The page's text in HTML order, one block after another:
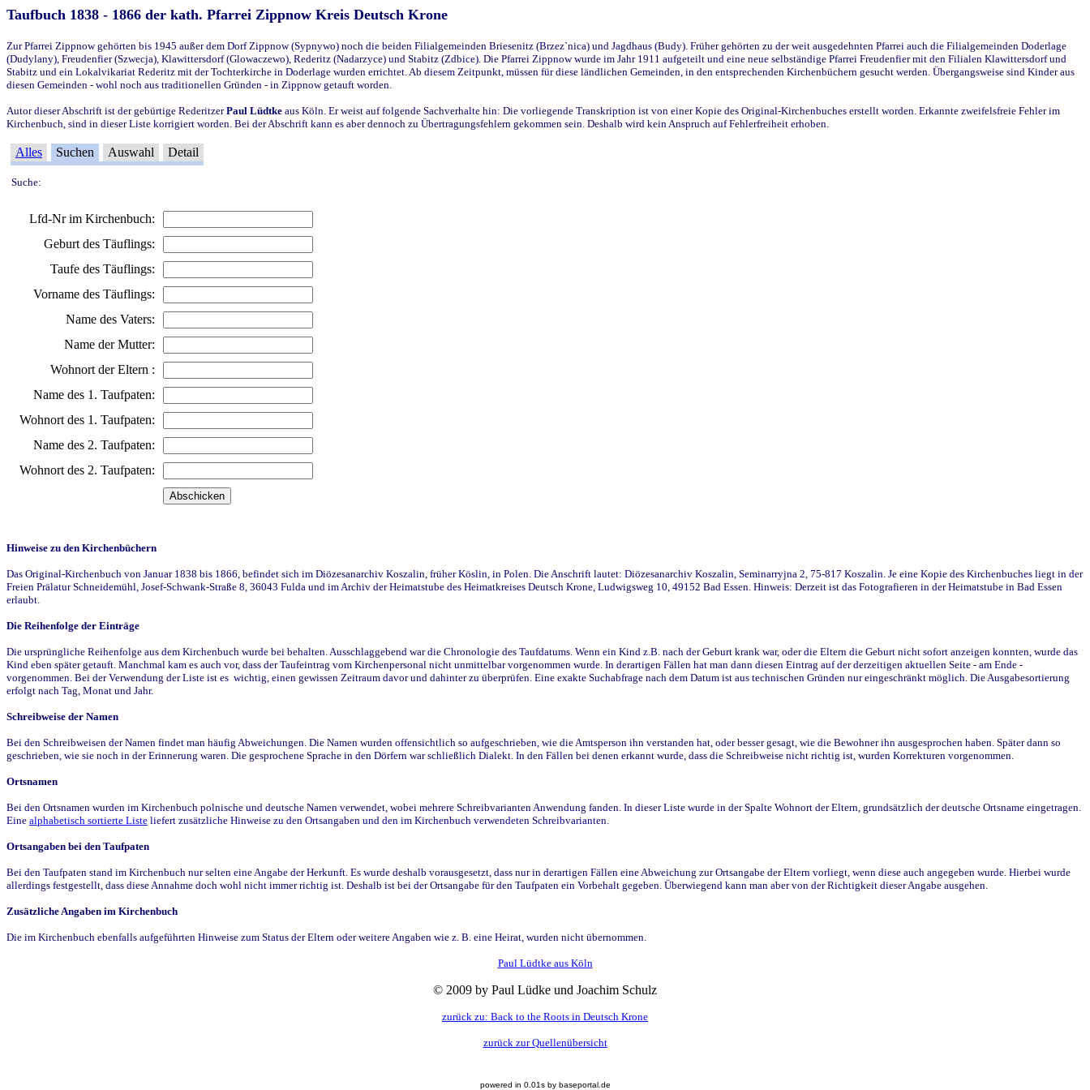
Taufbuch 1838 - 1866 der kath. Pfarrei Zippnow Kreis Deutsch Krone
Zur Pfarrei Zippnow gehörten bis 1945 außer dem Dorf Zippnow (Sypnywo) noch die beiden Filialgemeinden Briesenitz (Brzez`nica) und Jagdhaus (Budy). Früher gehörten zu der weit ausgedehnten Pfarrei auch die Filialgemeinden Doderlage
(Dudylany), Freudenfier (Szwecja), Klawittersdorf (Glowaczewo), Rederitz (Nadarzyce) und Stabitz (Zdbice). Die Pfarrei Zippnow wurde im Jahr 1911 aufgeteilt und eine neue selbständige Pfarrei Freudenfier mit den Filialen Klawittersdorf und
Stabitz und ein Lokalvikariat Rederitz mit der Tochterkirche in Doderlage wurden errichtet. Ab diesem Zeitpunkt, müssen für diese ländlichen Gemeinden, in den entsprechenden Kirchenbüchern gesucht werden. Übergangsweise sind Kinder aus
diesen Gemeinden - wohl noch aus traditionellen Gründen - in Zippnow getauft worden.
Autor dieser Abschrift ist der gebürtige RederitzerPaul Lüdtke aus Köln. Er weist auf folgende Sachverhalte hin: Die vorliegende Transkription ist von einer Kopie des Original-Kirchenbuches erstellt worden. Erkannte zweifelsfreie Fehler im
Kirchenbuch, sind in dieser Liste korrigiert worden. Bei der Abschrift kann es aber dennoch zu Übertragungsfehlern gekommen sein. Deshalb wird kein Anspruch auf Fehlerfreiheit erhoben.
Alles Suchen Auswahl Detail
Suche:
Lfd-Nr im Kirchenbuch:
Geburt des Täuflings:
Taufe des Täuflings:
Vorname des Täuflings:
Name des Vaters:
Name der Mutter:
Wohnort der Eltern :
Name des 1. Taufpaten:
Wohnort des 1. Taufpaten:
Name des 2. Taufpaten:
Wohnort des 2. Taufpaten:
Hinweise zu den Kirchenbüchern
Das Original-Kirchenbuch von Januar 1838 bis 1866, befindet sich im Diözesanarchiv Koszalin, früher Köslin, in Polen. Die Anschrift lautet: Diözesanarchiv Koszalin, Seminarryjna 2, 75-817 Koszalin. Je eine Kopie des Kirchenbuches liegt in der
Freien Prälatur Schneidemühl, Josef-Schwank-Straße 8, 36043 Fulda und im Archiv der Heimatstube des Heimatkreises Deutsch Krone, Ludwigsweg 10, 49152 Bad Essen. Hinweis: Derzeit ist das Fotografieren in der Heimatstube in Bad Essen
erlaubt.
Die Reihenfolge der Einträge
Die ursprüngliche Reihenfolge aus dem Kirchenbuch wurde bei behalten. Ausschlaggebend war die Chronologie des Taufdatums. Wenn ein Kind z.B. nach der Geburt krank war, oder die Eltern die Geburt nicht sofort anzeigen konnten, wurde das
Kind eben später getauft. Manchmal kam es auch vor, dass der Taufeintrag vom Kirchenpersonal nicht unmittelbar vorgenommen wurde. In derartigen Fällen hat man dann diesen Eintrag auf der derzeitigen aktuellen Seite - am Ende -
vorgenommen. Bei der Verwendung der Liste ist es wichtig, einen gewissen Zeitraum davor und dahinter zu überprüfen. Eine exakte Suchabfrage nach dem Datum ist aus technischen Gründen nur eingeschränkt möglich. Die Ausgabesortierung
erfolgt nach Tag, Monat und Jahr.
Schreibweise der Namen
Bei den Schreibweisen der Namen findet man häufig Abweichungen. Die Namen wurden offensichtlich so aufgeschrieben, wie die Amtsperson ihn verstanden hat, oder besser gesagt, wie die Bewohner ihn ausgesprochen haben. Später dann so
geschrieben, wie sie noch in der Erinnerung waren. Die gesprochene Sprache in den Dörfern war schließlich Dialekt. In den Fällen bei denen erkannt wurde, dass die Schreibweise nicht richtig ist, wurden Korrekturen vorgenommen.
Ortsnamen
Bei den Ortsnamen wurden im Kirchenbuch polnische und deutsche Namen verwendet, wobei mehrere Schreibvarianten Anwendung fanden. In dieser Liste wurde in der Spalte Wohnort der Eltern, grundsätzlich der deutsche Ortsname eingetragen.
Eine alphabetisch sortierte Liste liefert zusätzliche Hinweise zu den Ortsangaben und den im Kirchenbuch verwendeten Schreibvarianten.
Ortsangaben bei den Taufpaten
Bei den Taufpaten stand im Kirchenbuch nur selten eine Angabe der Herkunft. Es wurde deshalb vorausgesetzt, dass nur in derartigen Fällen eine Abweichung zur Ortsangabe der Eltern vorliegt, wenn diese auch angegeben wurde. Hierbei wurde
allerdings festgestellt, dass diese Annahme doch wohl nicht immer richtig ist. Deshalb ist bei der Ortsangabe für den Taufpaten ein Vorbehalt gegeben. Überwiegend kann man aber von der Richtigkeit dieser Angabe ausgehen.
Zusätzliche Angaben im Kirchenbuch
Die im Kirchenbuch ebenfalls aufgeführten Hinweise zum Status der Eltern oder weitere Angaben wie z. B. eine Heirat, wurden nicht übernommen.
Paul Lüdtke aus Köln
© 2009 by Paul Lüdke und Joachim Schulz
zurück zu: Back to the Roots in Deutsch Krone
zurück zur Quellenübersicht
powered in 0.01s by baseportal.de